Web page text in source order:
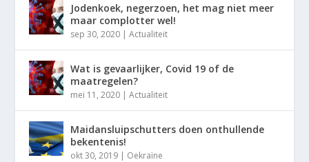
Jodenkoek, negerzoen, het mag niet meer
maar complotter wel!
sep 30, 2020 |Actualiteit
Wat is gevaarlijker, Covid 19 of de
maatregelen?
mei 11, 2020 |Actualiteit
Maidansluipschutters doen onthullende
bekentenis!
okt 30, 2019 | Oekraïne